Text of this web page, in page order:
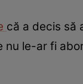
că a decis să
le-ar fi